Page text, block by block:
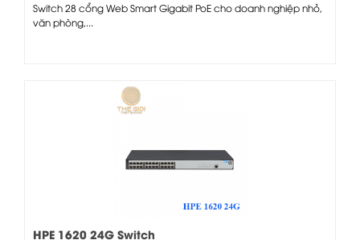
Switch 28 cổng Web Smart Gigabit PoE cho doanh nghiệp nhỏ,
văn phòng,...
HPE 1620 24G Switch